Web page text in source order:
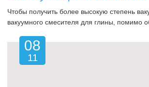
Чтобы получить более высокую степень
вакуумного смесителя для глины, помимо
08
11